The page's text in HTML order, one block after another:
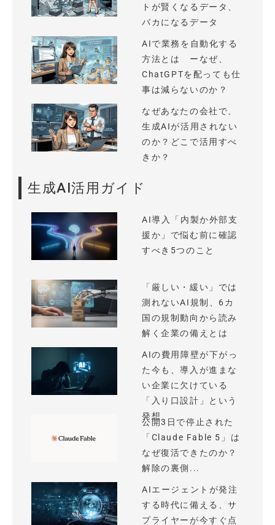
トが賢くなるデータ、
バカになるデータ
AIで業務を自動化する
方法とは ーなぜ、
ChatGPTを配っても仕
事は減らないのか？
なぜあなたの会社で、
生成AIが活用されない
のか？どこで活用すべ
きか？
生成AI活用ガイド
AI導入「内製か外部支
援か」で悩む前に確認
すべき5つのこと
「厳しい・緩い」では
測れないAI規制、6カ
国の規制動向から読み
解く企業の備えとは
AIの費用障壁が下がっ
た今も、導入が進まな
い企業に欠けている
「入り口設計」という
発想
公開3日で停止された
「Claude Fable 5」は
なぜ復活できたのか？
解除の裏側...
AIエージェントが発注
する時代に備える、サ
プライヤーが今すぐ点